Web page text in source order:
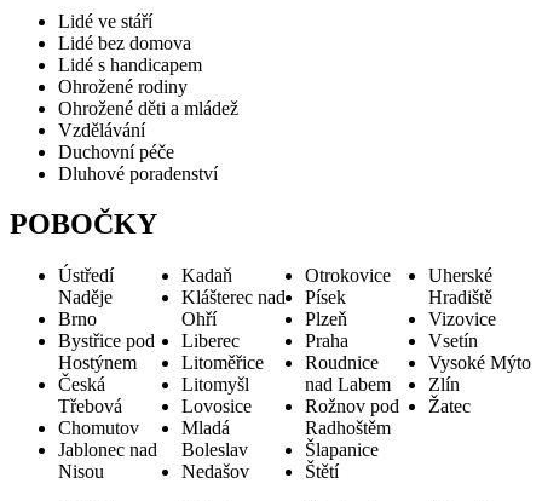
Lidé ve stáří
Lidé bez domova
Lidé s handicapem
Ohrožené rodiny
Ohrožené děti a mládež
Vzdělávání
Duchovní péče
Dluhové poradenství
POBOČKY
Ústředí
Naděje
Brno
Bystřice pod
Hostýnem
Česká
Třebová
Chomutov
Jablonec nad
Nisou
Kadaň
Klášterec nad
Ohří
Liberec
Litoměřice
Litomyšl
Lovosice
Mladá
Boleslav
Nedašov
Otrokovice
Písek
Plzeň
Praha
Roudnice
nad Labem
Rožnov pod
Radhoštěm
Šlapanice
Štětí
Uherské
Hradiště
Vizovice
Vsetín
Vysoké Mýto
Zlín
Žatec